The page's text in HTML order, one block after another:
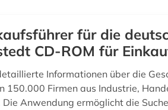
für die
CD-ROM für
Informationen über die
150.000 Firmen aus Industrie,
Anwendung ermöglicht die